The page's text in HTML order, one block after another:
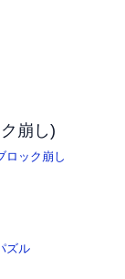
崩し)
ロック崩し
ズル